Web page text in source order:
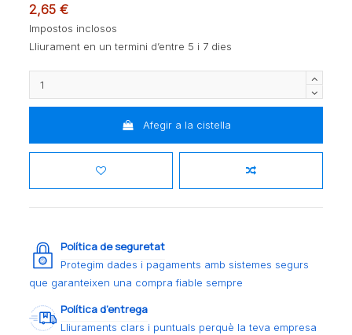
2,65 €
Impostos inclosos
Lliurament en un termini d’entre 5 i 7 dies
Afegir a la cistella
Política de seguretat
Protegim dades i pagaments amb sistemes segurs
que garanteixen una compra fiable sempre
Política d’entrega
Lliuraments clars i puntuals perquè la teva empresa